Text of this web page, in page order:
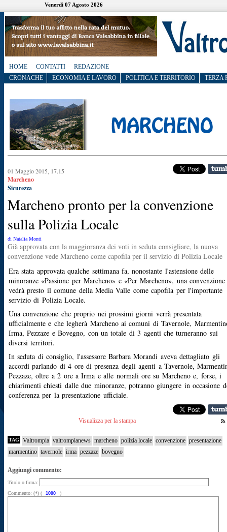
Venerdì 07 Agosto 2026
HOME CONTATTI
REDAZIONE
CRONACHE
ECONOMIA E LAVORO POLITICA E TERRITORIO TERZA
01 Maggio 2015, 17.15
Marcheno
Sicurezza
Marcheno pronto per la convenzione
sulla Polizia Locale
di Natalia Monti
Già approvata con la maggioranza dei voti in seduta consigliare, la nuova
convenzione vede Marcheno come capofila per il servizio di Polizia Locale
Era stata approvata qualche settimana fa, nonostante l'astensione delle
minoranze «Passione per Marcheno» e «Per Marcheno», una convenzione
vedrà presto il comune della Media Valle come capofila per l'importante
servizio di Polizia Locale.
Una convenzione che proprio nei prossimi giorni verrà presentata
ufficialmente e che legherà Marcheno ai comuni di Tavernole,
Irma, Pezzaze e Bovegno, con un totale di 3 agenti che turneranno sui
diversi territori.
In seduta di consiglio, l'assessore Barbara Morandi aveva dettagliato gli
accordi parlando di 4 ore di presenza degli agenti a Tavernole,
Pezzaze, oltre a 2 ore a Irma e alle normali ore su Marcheno e, forse, i
chiarimenti chiesti dalle due minoranze, potranno giungere in occasione
conferenza per la presentazione ufficiale.
Visualizza per la stampa
TAG Valtrompia valtrompianews marcheno polizia locale convenzione presentazione
marmentino tavernole irma pezzaze bovegno
Aggiungi commento:
Titolo o firma:
Commento: (*) (
)